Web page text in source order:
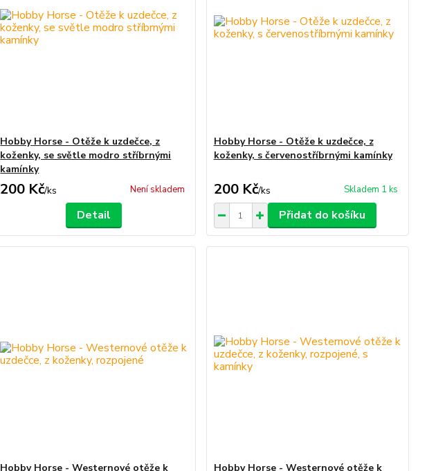
Hobby Horse - Otěže k uzdečce, z
koženky, se světle modro stříbrnými
kamínky
200 Kč/ks Není skladem
Detail
Hobby Horse - Otěže k uzdečce, z
koženky, s červenostříbrnými kamínky
200 Kč/ks Skladem 1 ks
Přidat do košíku
Hobby Horse - Westernové otěže k Hobby Horse - Westernové otěže k